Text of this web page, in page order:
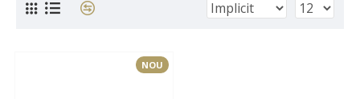
NOU